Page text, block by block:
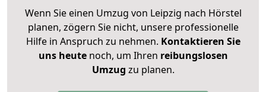
Wenn Sie einen Umzug von Leipzig nach Hörstel
planen, zögern Sie nicht, unsere professionelle
Hilfe in Anspruch zu nehmen. Kontaktieren Sie
uns heutenoch, um Ihren reibungslosen
Umzug zu planen.